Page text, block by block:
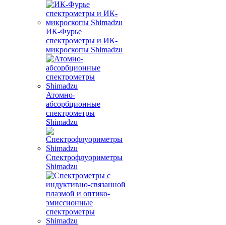
ИК-Фурье
спектрометры и ИК-
микроскопы Shimadzu
Атомно-
абсорбционные
спектрометры
Shimadzu
Спектрофлуориметры
Shimadzu